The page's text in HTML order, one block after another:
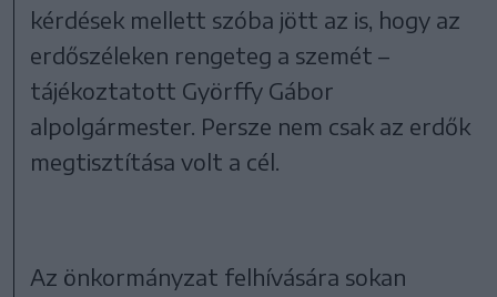
kérdések mellett szóba jött az is, hogy az
erdőszéleken rengeteg a szemét –
tájékoztatott Györffy Gábor
alpolgármester. Persze nem csak az erdők
megtisztítása volt a cél.
Az önkormányzat felhívására sokan